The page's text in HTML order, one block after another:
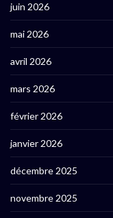
juin 2026
mai 2026
avril 2026
mars 2026
février 2026
janvier 2026
décembre 2025
novembre 2025